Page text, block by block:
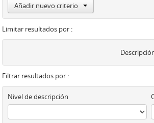
Añadir nuevo criterio
Limitar resultados por :
Filtrar resultados por :
Nivel de descripción